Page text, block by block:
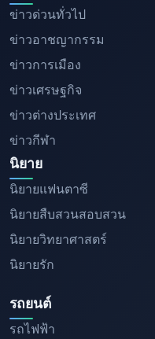
ข่าวด่วนทั่วไป
ข่าวอาชญากรรม
ข่าวการเมือง
ข่าวเศรษฐกิจ
ข่าวต่างประเทศ
ข่าวกีฬา
นิยาย
นิยายแฟนตาซี
นิยายสืบสวนสอบสวน
นิยายวิทยาศาสตร์
นิยายรัก
รถยนต์
รถไฟฟ้า